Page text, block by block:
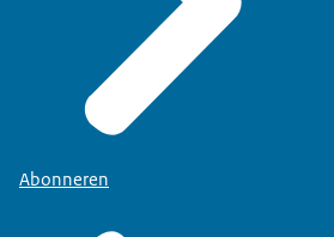
Abonneren